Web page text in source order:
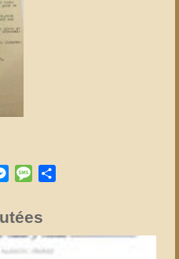
Messenger
Message